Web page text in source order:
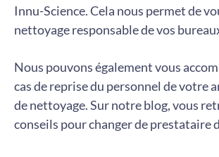
Innu-Science. Cela nous permet de
nettoyage responsable de vos
Nous pouvons également vous
cas de reprise du personnel de votre
de nettoyage. Sur notre blog, vous
conseils pour changer de prestataire